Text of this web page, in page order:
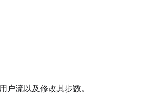
户流以及修改其步数。